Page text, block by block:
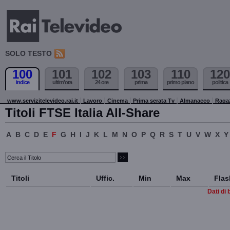
SOLO TESTO
100
indice
101
ultim'ora
102
24 ore
103
prima
110
primo piano
120
politica
www.servizitelevideo.rai.it Lavoro Cinema Prima serata Tv Almanacco
Titoli FTSE Italia All-Share
A B C D E F G H I J K L M N O P Q R S T U V W X Y
Titoli Uffic. Min Max
Dati di